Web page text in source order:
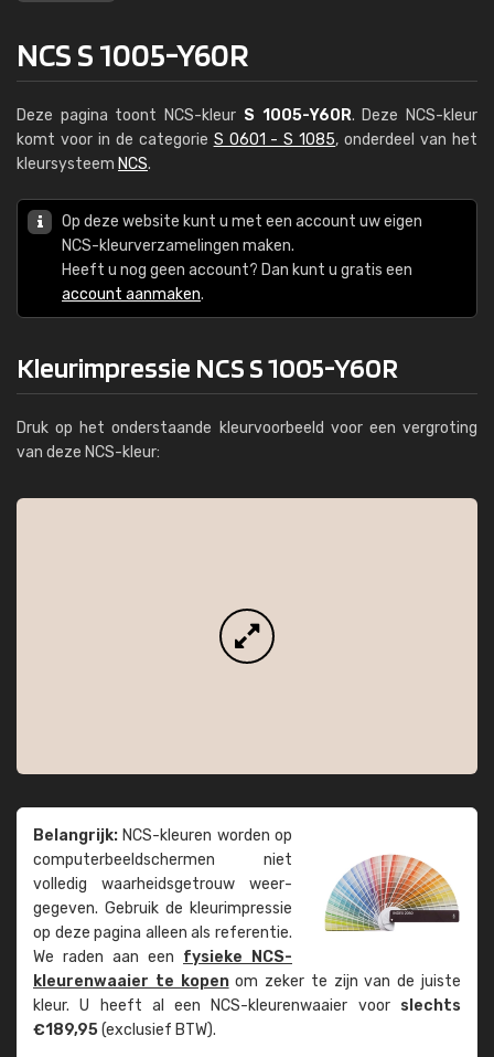
NCS S 1005-Y60R
Deze pagina toont NCS-kleur S 1005-Y60R. Deze NCS-kleur
komt voor in de categorie S 0601 - S 1085, onderdeel van het
kleursysteem NCS.
Op deze website kunt u met een account uw eigen
NCS-kleurverzamelingen maken.
Heeft u nog geen account? Dan kunt u gratis een
account aanmaken.
Kleurimpressie NCS S 1005-Y60R
Druk op het onderstaande kleurvoorbeeld voor een vergroting
van deze NCS-kleur:
Belangrijk: NCS-kleuren worden op
computer­beeld­schermen niet
volledig waarheids­­getrouw weer­
gegeven. Gebruik de kleur­impressie
op deze pagina alleen als referentie.
We raden aan een fysieke NCS-
kleuren­waaier te kopenom zeker te zijn van de juiste
kleur. U heeft al een NCS-kleuren­waaier voor slechts
€189,95(exclusief BTW).